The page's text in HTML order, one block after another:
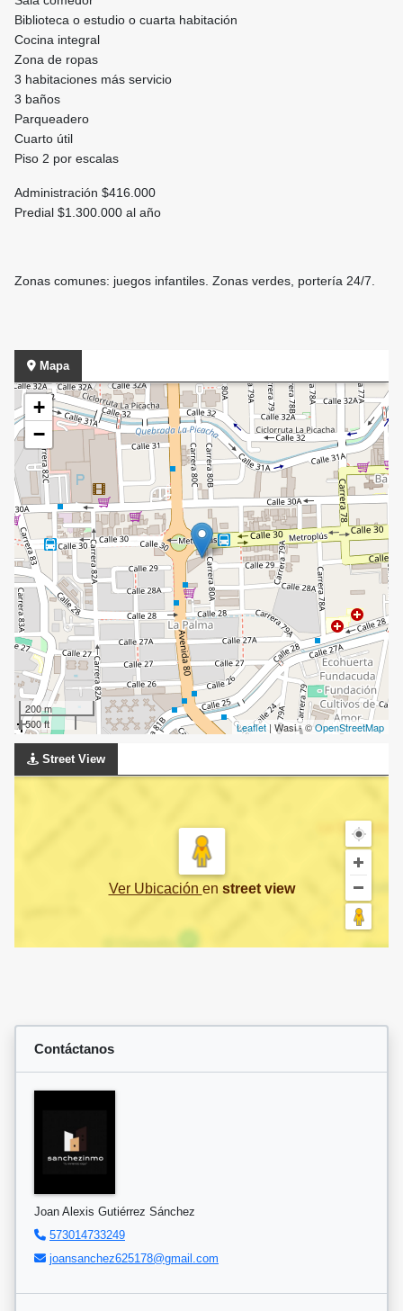
Biblioteca o estudio o cuarta habitación
Cocina integral
Zona de ropas
3 habitaciones más servicio
3 baños
Parqueadero
Cuarto útil
Piso 2 por escalas
Administración $416.000
Predial $1.300.000 al año
Zonas comunes: juegos infantiles. Zonas verdes, portería 24/7.
Mapa
+
−
200 m
500 ft
Leaflet | Wasi - ©OpenStreetMap
Street View
Ver Ubicación en street view
Contáctanos
Joan Alexis Gutiérrez Sánchez
573014733249
joansanchez625178@gmail.com